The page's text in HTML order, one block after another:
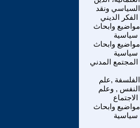
السياسي ونقد
الفكر الديني
مواضيع وابحاث
سياسية
مواضيع وابحاث
سياسية
المجتمع المدني
الفلسفة ,علم
النفس , وعلم
الاجتماع
مواضيع وابحاث
سياسية